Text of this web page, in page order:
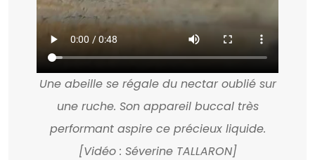
Une abeille se régale du nectar oublié sur
une ruche. Son appareil buccal très
performant aspire ce précieux liquide.
[Vidéo : Séverine TALLARON]